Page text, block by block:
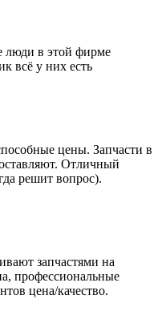
люди в этой фирме
всё у них есть
цены. Запчасти в
Отличный
решит вопрос).
запчастями на
профессиональные
цена/качество.